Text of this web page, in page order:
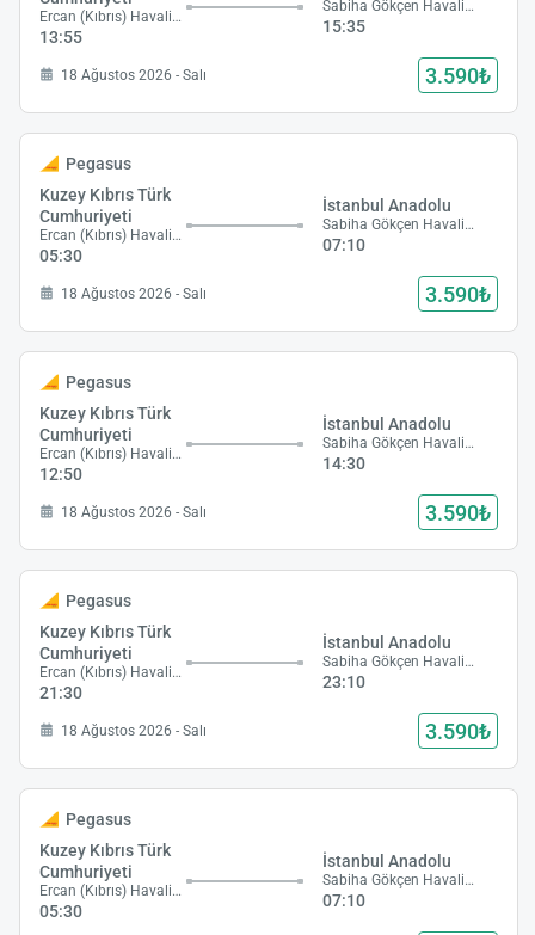
Ercan (Kıbrıs) Havalimanı
13:55
Sabiha Gökçen Havalimanı
15:35
18 Ağustos 2026 - Salı 3.590₺
Pegasus
Kuzey Kıbrıs Türk
Cumhuriyeti
Ercan (Kıbrıs) Havalimanı
05:30
İstanbul Anadolu
Sabiha Gökçen Havalimanı
07:10
18 Ağustos 2026 - Salı 3.590₺
Pegasus
Kuzey Kıbrıs Türk
Cumhuriyeti
Ercan (Kıbrıs) Havalimanı
12:50
İstanbul Anadolu
Sabiha Gökçen Havalimanı
14:30
18 Ağustos 2026 - Salı 3.590₺
Pegasus
Kuzey Kıbrıs Türk
Cumhuriyeti
Ercan (Kıbrıs) Havalimanı
21:30
İstanbul Anadolu
Sabiha Gökçen Havalimanı
23:10
18 Ağustos 2026 - Salı 3.590₺
Pegasus
Kuzey Kıbrıs Türk
Cumhuriyeti
Ercan (Kıbrıs) Havalimanı
05:30
İstanbul Anadolu
Sabiha Gökçen Havalimanı
07:10